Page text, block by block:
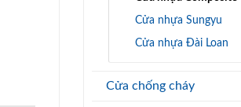
Cửa nhựa Sungyu
Cửa nhựa Đài Loan
Cửa chống cháy